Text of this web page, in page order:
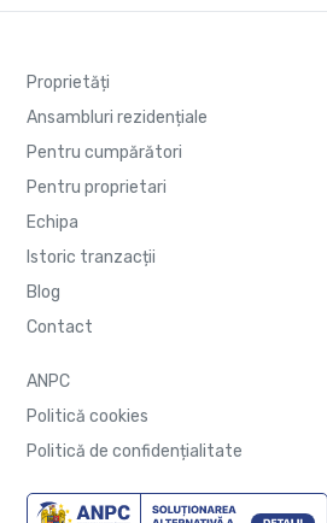
Proprietăți
Ansambluri rezidențiale
Pentru cumpărători
Pentru proprietari
Echipa
Istoric tranzacții
Blog
Contact
ANPC
Politică cookies
Politică de confidențialitate